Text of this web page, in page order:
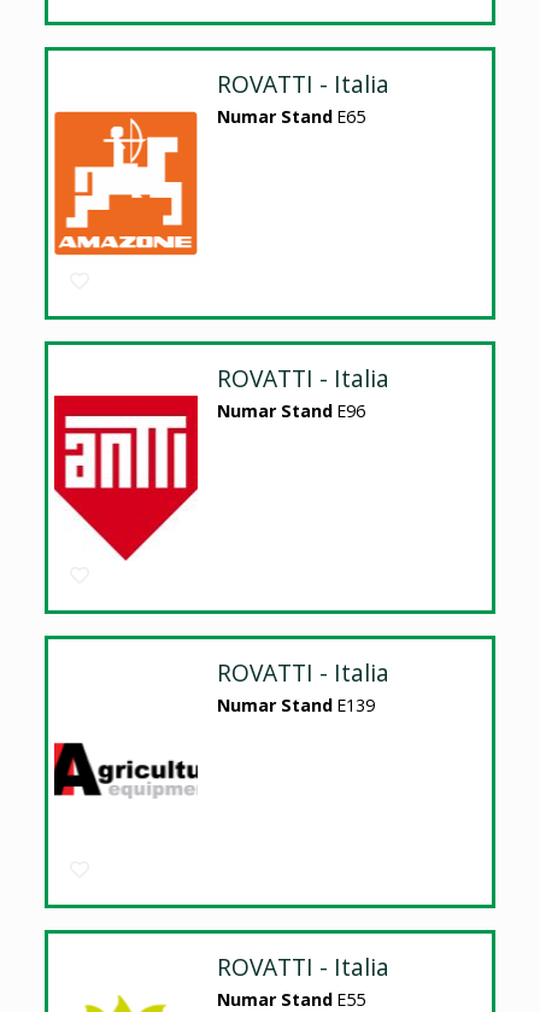
ROVATTI - Italia
Numar Stand E65
ROVATTI - Italia
Numar Stand E96
ROVATTI - Italia
Numar Stand E139
ROVATTI - Italia
Numar Stand E55